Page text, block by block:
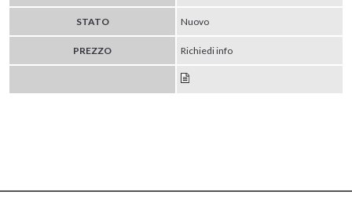
STATO Nuovo
PREZZO Richiedi info